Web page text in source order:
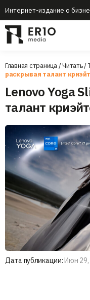
Интернет-издание о
Главная страница/Читать/
раскрывая талант
Lenovo Yoga
талант
Дата публикации: Июн 29,